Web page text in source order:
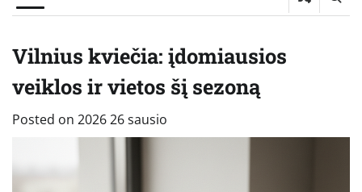
Vilnius kviečia: įdomiausios
veiklos ir vietos šį sezoną
Posted on 2026 26 sausio